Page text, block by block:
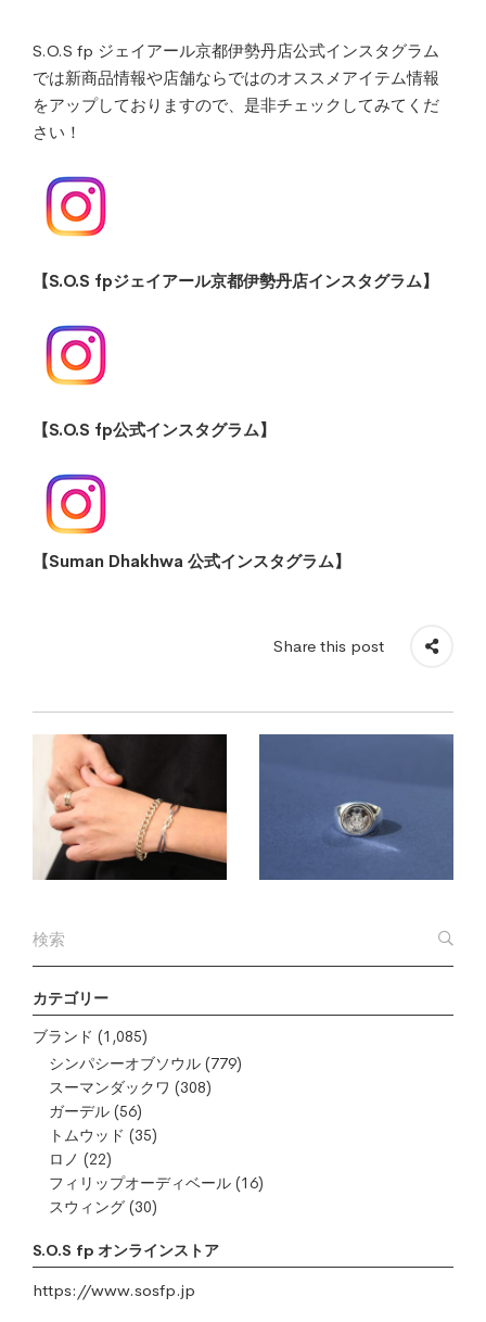
カテゴリー
ブランド (1,085)
シンパシーオブソウル (779)
スーマンダックワ (308)
ガーデル (56)
トムウッド (35)
ロノ (22)
フィリップオーディベール (16)
スウィング (30)
S.O.S fp オンラインストア
https://www.sosfp.jp
S.O.S fp ジェイアール京都伊勢丹店公式インスタグラム
では新商品情報や店舗ならではのオススメアイテム情報
をアップしておりますので、是非チェックしてみてくだ
さい！
【S.O.S fpジェイアール京都伊勢丹店インスタグラム】
【S.O.S fp公式インスタグラム】
【Suman Dhakhwa 公式インスタグラム】
Share this post